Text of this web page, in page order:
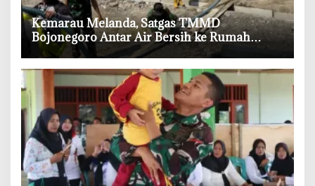
‎Kemarau Melanda, Satgas TMMD
Bojonegoro Antar Air Bersih ke Rumah
Warga